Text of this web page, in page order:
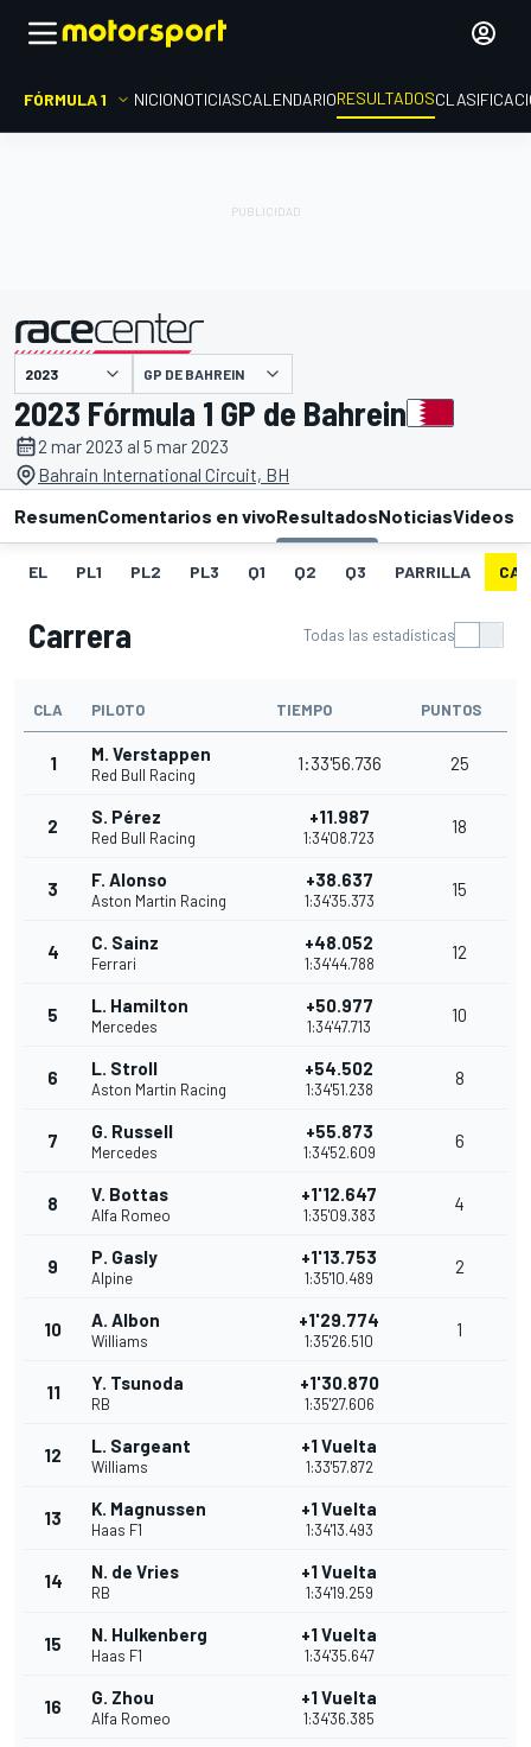
FÓRMULA 1 INICIONOTICIASCALENDARIORESULTADOS
presentado por GP DE BAHREIN
2023 Fórmula 1 GP de Bahrein
2 mar 2023 al 5 mar 2023
Bahrain International Circuit, BH
ResumenComentarios en vivoResultadosNoticiasVideos
EL PL1 PL2 PL3 Q1 Q2 Q3 PARRILLA
Carrera Todas las estadísticas
CLA PILOTO TIEMPO PUNTOS
1 M. Verstappen
Red Bull Racing
1:33'56.736 25
2 S. Pérez
Red Bull Racing
+11.987
1:34'08.723
18
3 F. Alonso
Aston Martin Racing
+38.637
1:34'35.373
15
4 C. Sainz
Ferrari
+48.052
1:34'44.788
12
5 L. Hamilton
Mercedes
+50.977
1:34'47.713
10
6 L. Stroll
Aston Martin Racing
+54.502
1:34'51.238
8
7 G. Russell
Mercedes
+55.873
1:34'52.609
6
8 V. Bottas
Alfa Romeo
+1'12.647
1:35'09.383
4
9 P. Gasly
Alpine
+1'13.753
1:35'10.489
2
10 A. Albon
Williams
+1'29.774
1:35'26.510
1
11 Y. Tsunoda
RB
+1'30.870
1:35'27.606
12 L. Sargeant
Williams
+1 Vuelta
1:33'57.872
13 K. Magnussen
Haas F1
+1 Vuelta
1:34'13.493
14 N. de Vries
RB
+1 Vuelta
1:34'19.259
15 N. Hulkenberg
Haas F1
+1 Vuelta
1:34'35.647
16 G. Zhou
Alfa Romeo
+1 Vuelta
1:34'36.385